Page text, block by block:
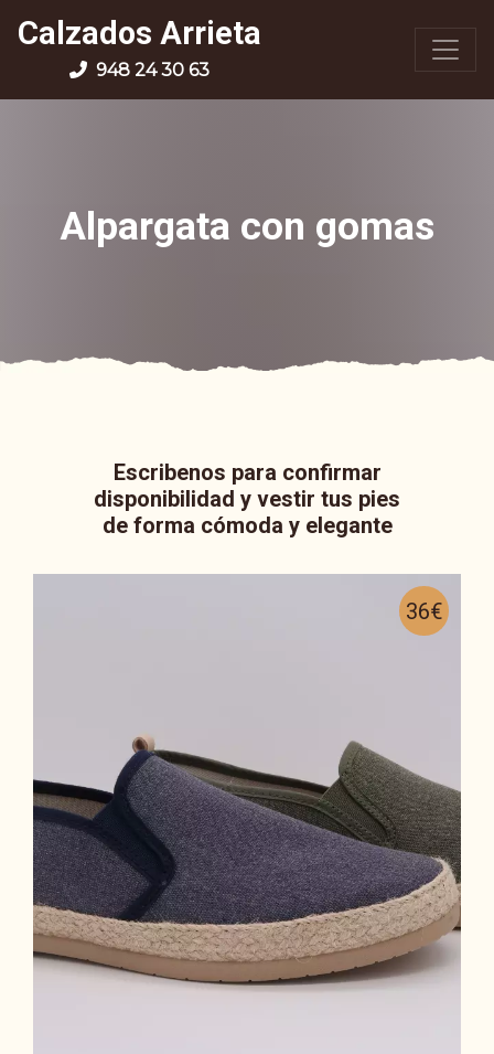
Calzados Arrieta
948 24 30 63
Alpargata con gomas
Escribenos para confirmar
disponibilidad y vestir tus pies
de forma cómoda y elegante
36€